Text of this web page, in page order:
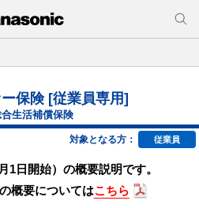
保険 [従業員専⽤]
合生活補償保険
対象となる方： 従業員
1日開始）の概要説明です。
概要についてはこちら